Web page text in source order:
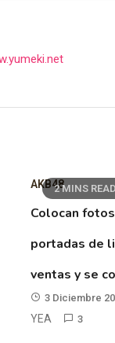
2 MINS READ
AKB48
Colocan
portadas de
ventas y se
3 Diciembre
YEA
3